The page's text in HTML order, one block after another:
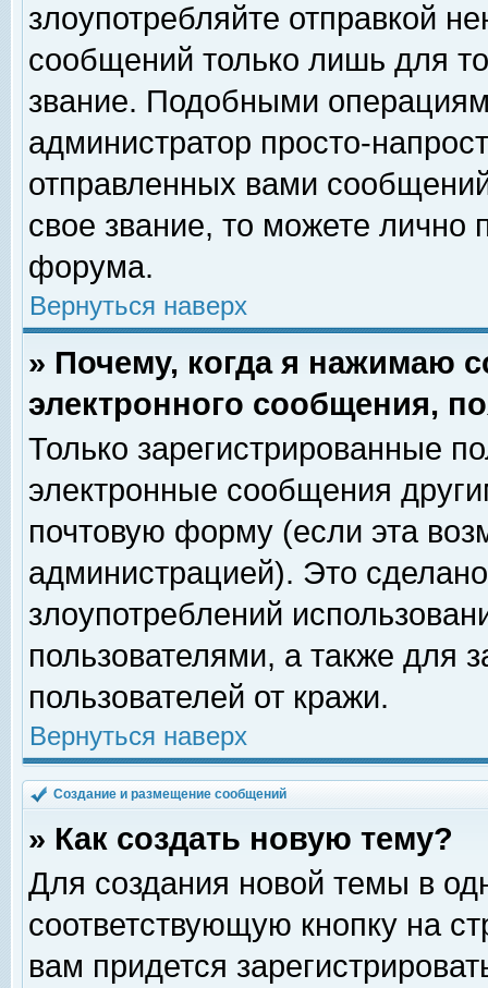
злоупотребляйте отправкой
сообщений только лишь для
звание. Подобными
администратор просто-
отправленных вами
свое звание, то можете лично
форума.
Вернуться наверх
» Почему, когда я нажимаю
электронного сообщения,
Только зарегистрированные
электронные сообщения
почтовую форму (если эта
администрацией). Это
злоупотреблений
пользователями, а также для
пользователей от кражи.
Вернуться наверх
Создание и размещение сообщений
» Как создать новую тему?
Для создания новой темы в
соответствующую кнопку на
вам придется